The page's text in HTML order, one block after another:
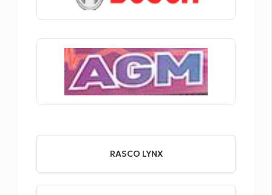
RASCO LYNX